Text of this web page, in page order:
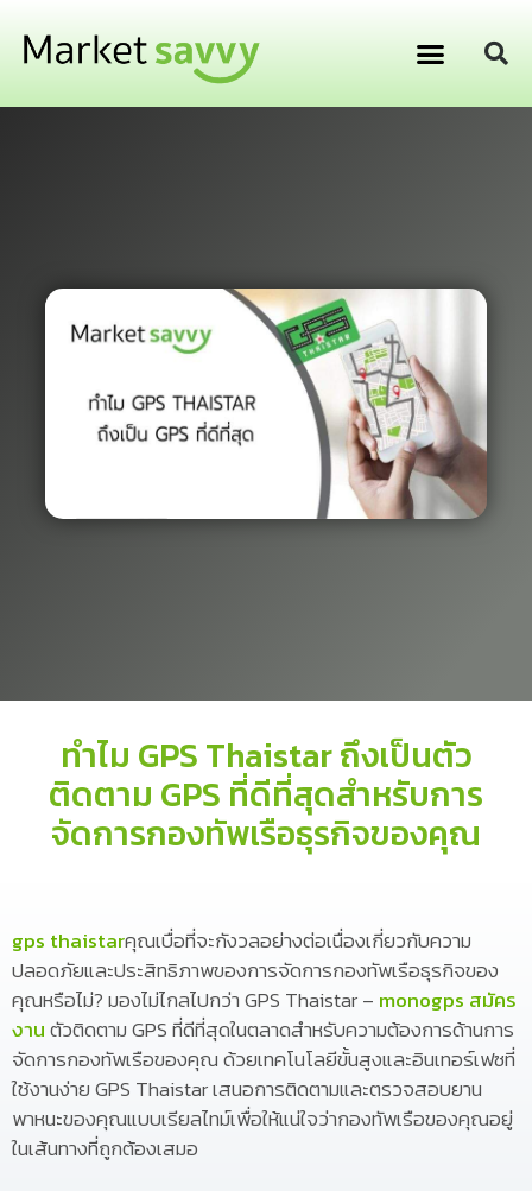
ทำไม GPS Thaistar ถึงเป็นตัว
ติดตาม GPS ที่ดีที่สุดสำหรับการ
จัดการกองทัพเรือธุรกิจของคุณ
gps thaistarคุณเบื่อที่จะกังวลอย่างต่อเนื่องเกี่ยวกับความ
ปลอดภัยและประสิทธิภาพของการจัดการกองทัพเรือธุรกิจของ
คุณหรือไม่? มองไม่ไกลไปกว่า GPS Thaistar – monogps สมัคร
งานตัวติดตาม GPS ที่ดีที่สุดในตลาดสำหรับความต้องการด้านการ
จัดการกองทัพเรือของคุณ ด้วยเทคโนโลยีขั้นสูงและอินเทอร์เฟซที่
ใช้งานง่าย GPS Thaistar เสนอการติดตามและตรวจสอบยาน
พาหนะของคุณแบบเรียลไทม์เพื่อให้แน่ใจว่ากองทัพเรือของคุณอยู่
ในเส้นทางที่ถูกต้องเสมอ